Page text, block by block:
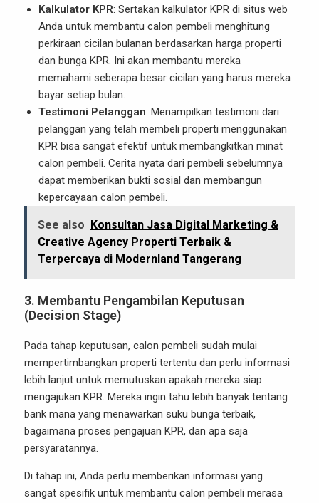
Kalkulator KPR: Sertakan kalkulator KPR di situs web
Anda untuk membantu calon pembeli menghitung
perkiraan cicilan bulanan berdasarkan harga properti
dan bunga KPR. Ini akan membantu mereka
memahami seberapa besar cicilan yang harus mereka
bayar setiap bulan.
Testimoni Pelanggan: Menampilkan testimoni dari
pelanggan yang telah membeli properti menggunakan
KPR bisa sangat efektif untuk membangkitkan minat
calon pembeli. Cerita nyata dari pembeli sebelumnya
dapat memberikan bukti sosial dan membangun
kepercayaan calon pembeli.
See also Konsultan Jasa Digital Marketing &
Creative Agency Properti Terbaik &
Terpercaya di Modernland Tangerang
3. Membantu Pengambilan Keputusan
(Decision Stage)
Pada tahap keputusan, calon pembeli sudah mulai
mempertimbangkan properti tertentu dan perlu informasi
lebih lanjut untuk memutuskan apakah mereka siap
mengajukan KPR. Mereka ingin tahu lebih banyak tentang
bank mana yang menawarkan suku bunga terbaik,
bagaimana proses pengajuan KPR, dan apa saja
persyaratannya.
Di tahap ini, Anda perlu memberikan informasi yang
sangat spesifik untuk membantu calon pembeli merasa